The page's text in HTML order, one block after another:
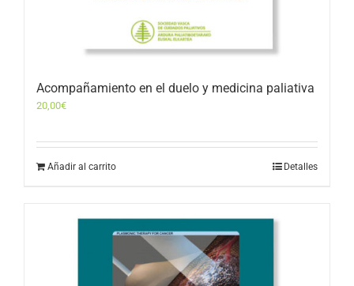
Acompañamiento en el duelo y medicina paliativa
20,00€
Añadir al carrito Detalles